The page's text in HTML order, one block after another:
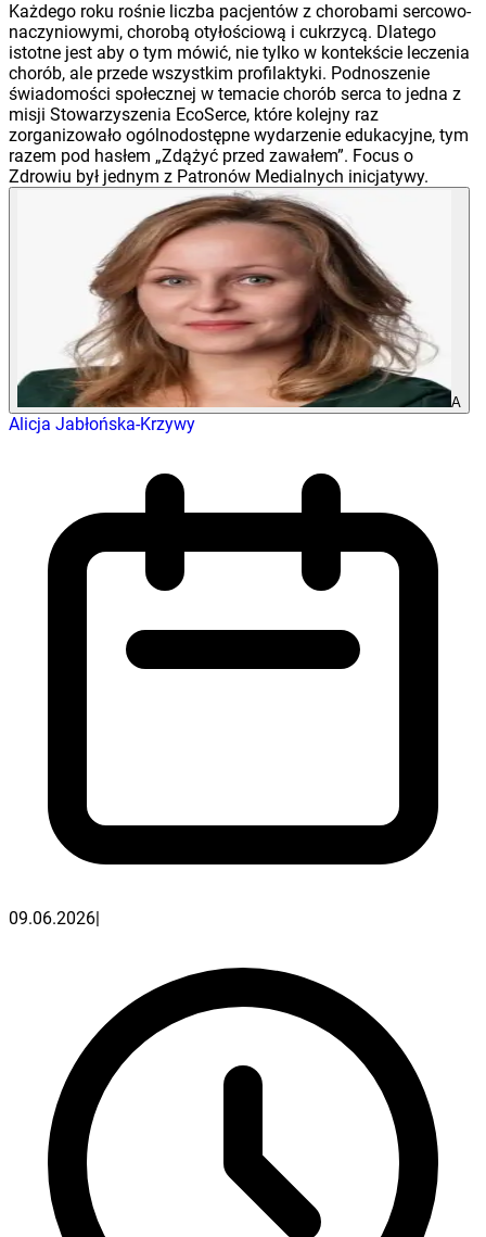
Każdego roku rośnie liczba pacjentów z chorobami sercowo-
naczyniowymi, chorobą otyłościową i cukrzycą. Dlatego
istotne jest aby o tym mówić, nie tylko w kontekście leczenia
chorób, ale przede wszystkim profilaktyki. Podnoszenie
świadomości społecznej w temacie chorób serca to jedna z
misji Stowarzyszenia EcoSerce, które kolejny raz
zorganizowało ogólnodostępne wydarzenie edukacyjne, tym
razem pod hasłem „Zdążyć przed zawałem”. Focus o
Zdrowiu był jednym z Patronów Medialnych inicjatywy.
A
Alicja Jabłońska-Krzywy
09.06.2026